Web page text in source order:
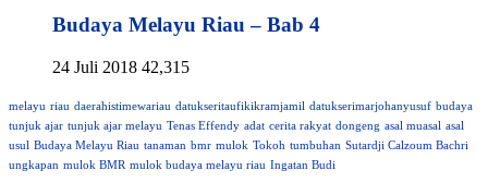
Budaya Melayu Riau – Bab 4
24 Juli 2018 42,315
melayu riau daerahistimewariau datukseritaufikikramjamil datukserimarjohanyusuf budaya
tunjuk ajar tunjuk ajar melayu Tenas Effendy adat cerita rakyat dongeng asal muasal asal
usul Budaya Melayu Riau tanaman bmr mulok Tokoh tumbuhan Sutardji Calzoum Bachri
ungkapan mulok BMR mulok budaya melayu riau Ingatan Budi